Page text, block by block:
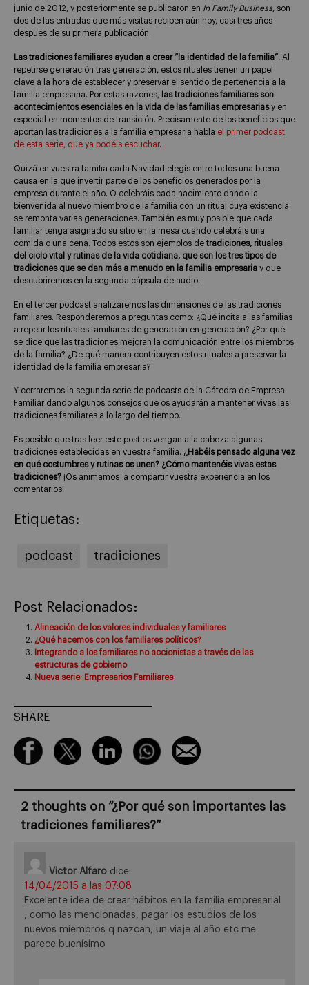
junio de 2012, y posteriormente se publicaron en In Family Business, son
dos de las entradas que más visitas reciben aún hoy, casi tres años
después de su primera publicación.
Lastradiciones familiares ayudan a crear “la identidad de la familia”. Al
repetirse generación tras generación, estos rituales tienen un papel
clave a la hora de establecer y preservar el sentido de pertenencia a la
familia empresaria. Por estas razones,
las tradiciones familiares son
acontecimientos esenciales en la vida de las familias empresariasy en
especial en momentos de transición. Precisamente de los beneficios que
aportan las tradiciones a la familia empresaria habla el primer podcast
de esta serie, que ya podéis escuchar.
Quizá en vuestra familia cada Navidad elegís entre todos una buena
causa en la que invertir parte de los beneficios generados por la
empresa durante el año. O celebráis cada nacimiento dando la
bienvenida al nuevo miembro de la familia con un ritual cuya existencia
se remonta varias generaciones. También es muy posible que cada
familiar tenga asignado su sitio en la mesa cuando celebráis una
comida o una cena. Todos estos son ejemplos de tradiciones, rituales
del ciclo vital y rutinas de la vida cotidiana, que son los tres tipos de
tradiciones que se dan más a menudo en la familia empresaria y que
descubriremos en la segunda cápsula de audio.
En el tercer podcast analizaremos las dimensiones de las tradiciones
familiares. Responderemos a preguntas como: ¿Qué incita a las familias
a repetir los rituales familiares de generación en generación? ¿Por qué
se dice que las tradiciones mejoran la comunicación entre los miembros
de la familia? ¿De qué manera contribuyen estos rituales a preservar la
identidad de la familia empresaria?
Y cerraremos la segunda serie de podcasts de la Cátedra de Empresa
Familiar dando algunos consejos que os ayudarán a mantener vivas las
tradiciones familiares a lo largo del tiempo.
Es posible que tras leer este post os vengan a la cabeza algunas
tradiciones establecidas en vuestra familia. ¿ Habéis pensado alguna vez
en qué costumbres y rutinas os unen? ¿Cómo mantenéis vivas estas
tradiciones? ¡Os animamos a compartir vuestra experiencia en los
comentarios!
Etiquetas:
podcast tradiciones
Post Relacionados:
Alineación de los valores individuales y familiares
¿Qué hacemos con los familiares políticos?
Integrando a los familiares no accionistas a través de las
estructuras de gobierno
Nueva serie: Empresarios Familiares
SHARE
2 thoughts on “¿Por qué son importantes las
tradiciones familiares?”
Victor Alfaro dice:
14/04/2015 a las 07:08
Excelente idea de crear hábitos en la familia empresarial
, como las mencionadas, pagar los estudios de los
nuevos miembros q nazcan, un viaje al año etc me
parece buenísimo